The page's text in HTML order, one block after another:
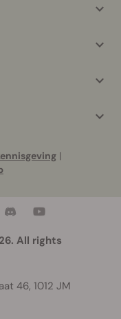
|
All rights
46, 1012 JM